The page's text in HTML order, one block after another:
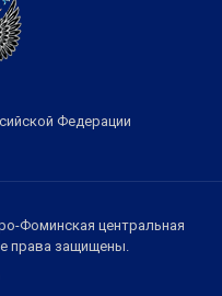
Федерации
Фоминская центральная
права защищены.